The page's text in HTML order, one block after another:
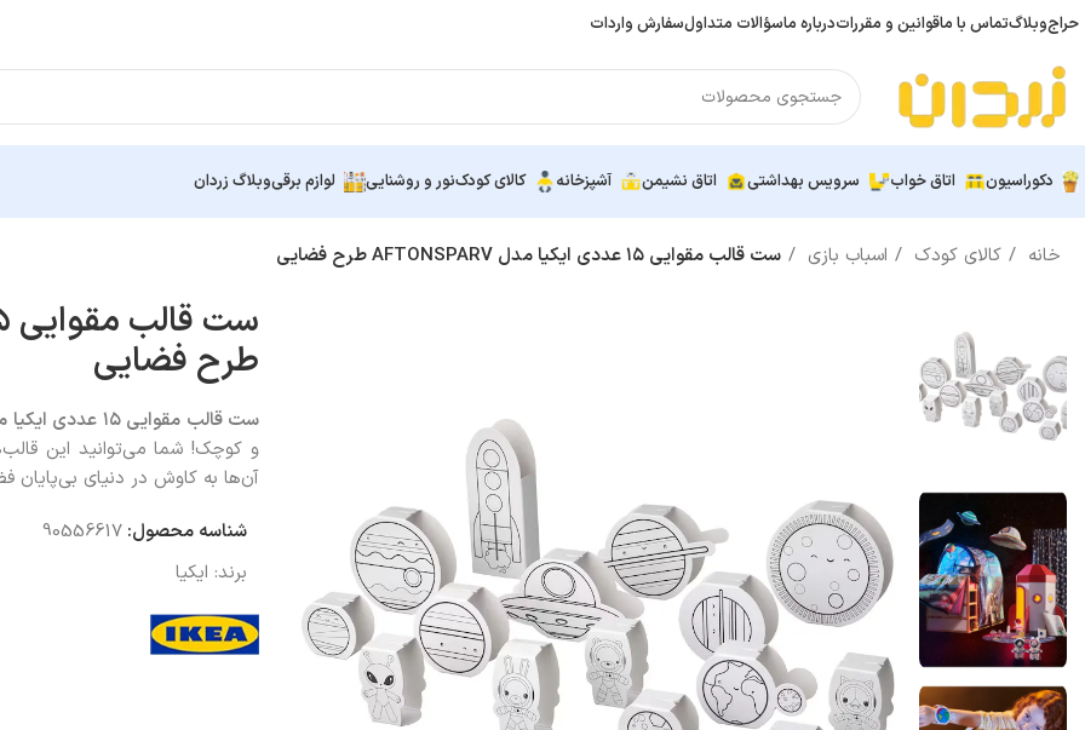
حراجوبلاگتماس با ماقوانین و مقرراتدرباره ماسؤالات متداولسفارش واردات
دکوراسیون اتاق خواب سرویس بهداشتی اتاق نشیمن آشپزخانه کالای کودکنور و روشنایی لوازم برقیوبلاگ زردان
خانه کالای کودک اسباب بازی ست قالب مقوایی ۱۵ عددی ایکیا مدل AFTONSPARV طرح فضایی
طرح فضایی
ست قالب مقوایی ۱۵ عددی ایکیا مدل
و کوچک! شما می‌توانید این
آن‌ها به کاوش در دنیای بی‌پایان
شناسه محصول: 90556617
برند: ایکیا